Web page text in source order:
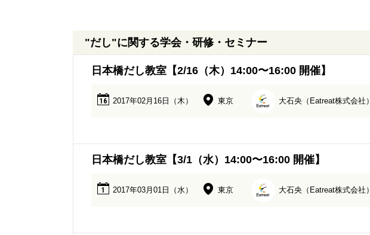
"だし"に関する学会・研修・セミナー
日本橋だし教室【2/16（木）14:00〜16:00 開催】
16 2017年02月16日（木） 東京 大石央（Eatreat株式会社）
日本橋だし教室【3/1（水）14:00〜16:00 開催】
1 2017年03月01日（水） 東京 大石央（Eatreat株式会社）